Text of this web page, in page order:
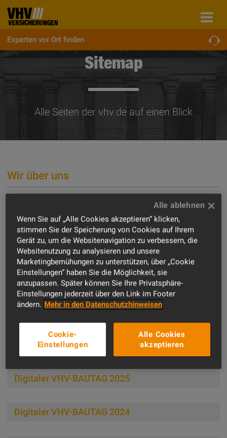
Experten vor Ort finden
Sitemap
Alle Seiten der vhv.de auf einen Blick
Wir über uns
Ihre Experten vor Ort
Unsere Partner
Referenzen
Bautage
Digitaler VHV-BAUTAG 2025
Digitaler VHV-BAUTAG 2024
Wenn Sie auf „Alle Cookies akzeptieren“ klicken,
stimmen Sie der Speicherung von Cookies auf Ihrem
Gerät zu, um die Websitenavigation zu verbessern, die
Websitenutzung zu analysieren und unsere
Marketingbemühungen zu unterstützen, über „Cookie
Einstellungen“ haben Sie die Möglichkeit, sie
anzupassen. Später können Sie Ihre Privatsphäre-
Einstellungen jederzeit über den Link im Footer
ändern. Mehr in den Datenschutzhinweisen
Alle Cookies
akzeptieren
Cookie-
Einstellungen